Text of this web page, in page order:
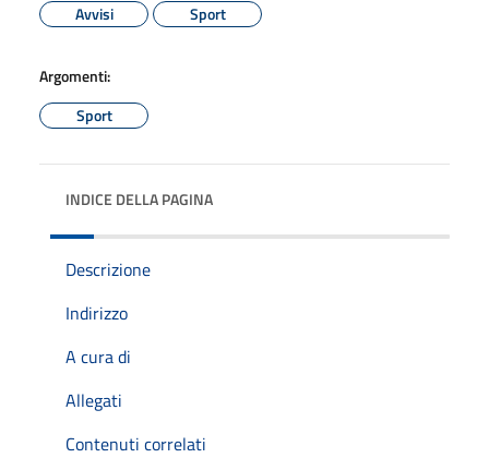
Avvisi
Sport
Argomenti:
Sport
INDICE DELLA PAGINA
Descrizione
Indirizzo
A cura di
Allegati
Contenuti correlati